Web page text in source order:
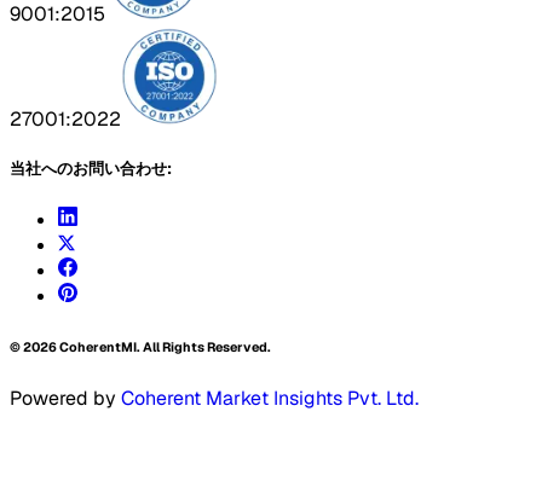
9001:2015
27001:2022
当社へのお問い合わせ:
©2026CoherentMI. All Rights Reserved.
Powered by Coherent Market Insights Pvt. Ltd.